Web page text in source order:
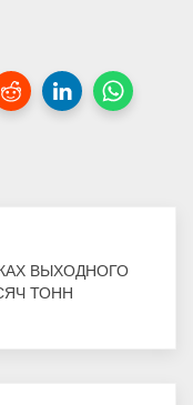
ВЫХОДНОГО
ТОНН